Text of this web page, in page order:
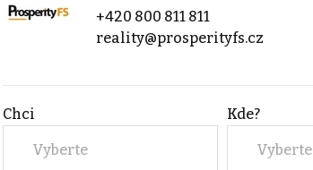
+420 800 811 811
reality@prosperityfs.cz
Chci
Vyberte
Kde?
Vyberte